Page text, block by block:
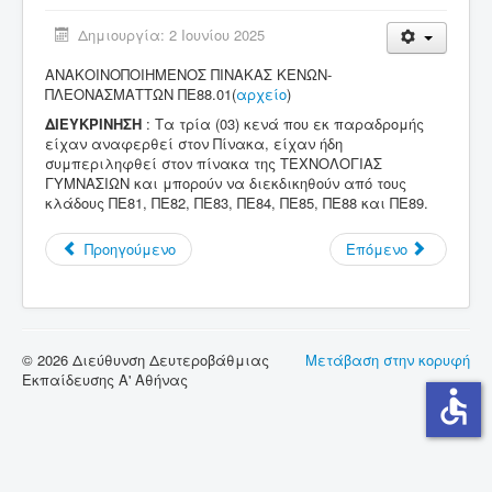
Σύνδεσμοι
Επικοινωνία
Δημιουργία: 2 Ιουνίου 2025
ΑΝΑΚΟΙΝΟΠΟΙΗΜΕΝΟΣ ΠΙΝΑΚΑΣ ΚΕΝΩΝ-
ΠΛΕΟΝΑΣΜΑΤΤΩΝ ΠΕ88.01(αρχείο)
ΔΙΕΥΚΡΙΝΗΣΗ : Τα τρία (03) κενά που εκ παραδρομής
είχαν αναφερθεί στον Πίνακα, είχαν ήδη
συμπεριληφθεί στον πίνακα της ΤΕΧΝΟΛΟΓΙΑΣ
ΓΥΜΝΑΣΙΩΝ και μπορούν να διεκδικηθούν από τους
κλάδους ΠΕ81, ΠΕ82, ΠΕ83, ΠΕ84, ΠΕ85, ΠΕ88 και ΠΕ89.
Προηγούμενο Επόμενο
Μετάβαση στην κορυφή
© 2026 Διεύθυνση Δευτεροβάθμιας
Εκπαίδευσης Α' Αθήνας
accessible